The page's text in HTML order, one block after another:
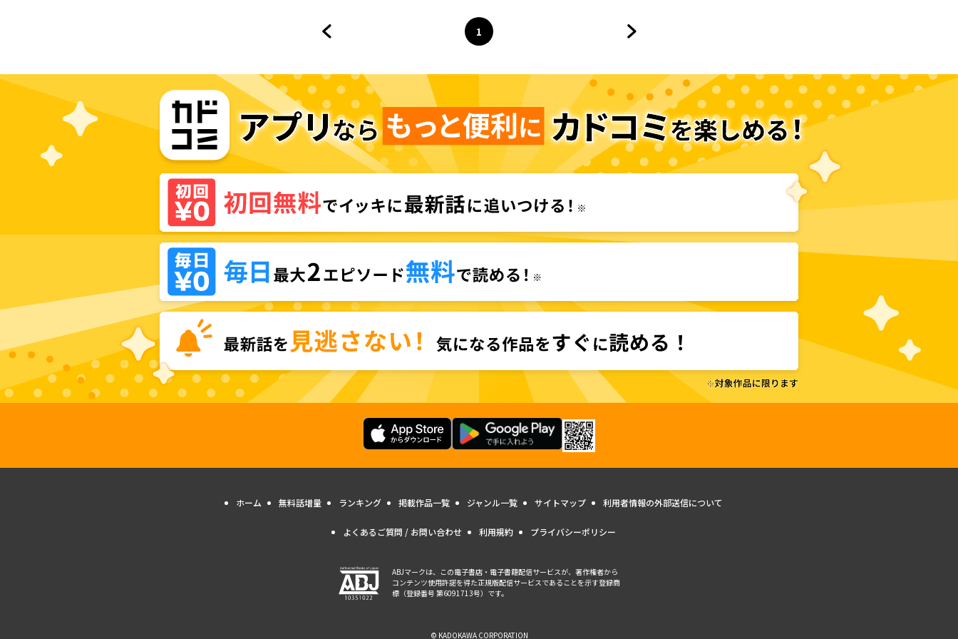
ページ
1
へ
ホーム 無料話増量 ランキング 掲載作品一覧 ジャンル一覧 サイトマップ 利用者情報の外部送信について
よくあるご質問 / お問い合わせ 利用規約 プライバシーポリシー
ABJマークは、この電子書店・電子書籍配信サービスが、著作権者から
コンテンツ使用許諾を得た正規版配信サービスであることを示す登録商
標（登録番号 第6091713号）です。
© KADOKAWA CORPORATION